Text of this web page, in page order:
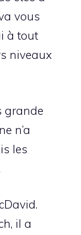
vous
à tout
niveaux
grande
n’a
les
il a